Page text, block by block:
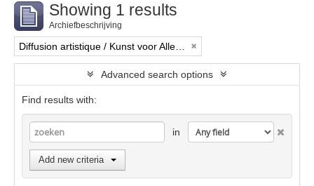
Showing 1 results
Archiefbeschrijving
Diffusion artistique / Kunst voor Allen (asbl)
Advanced search options
Find results with:
in
Add new criteria